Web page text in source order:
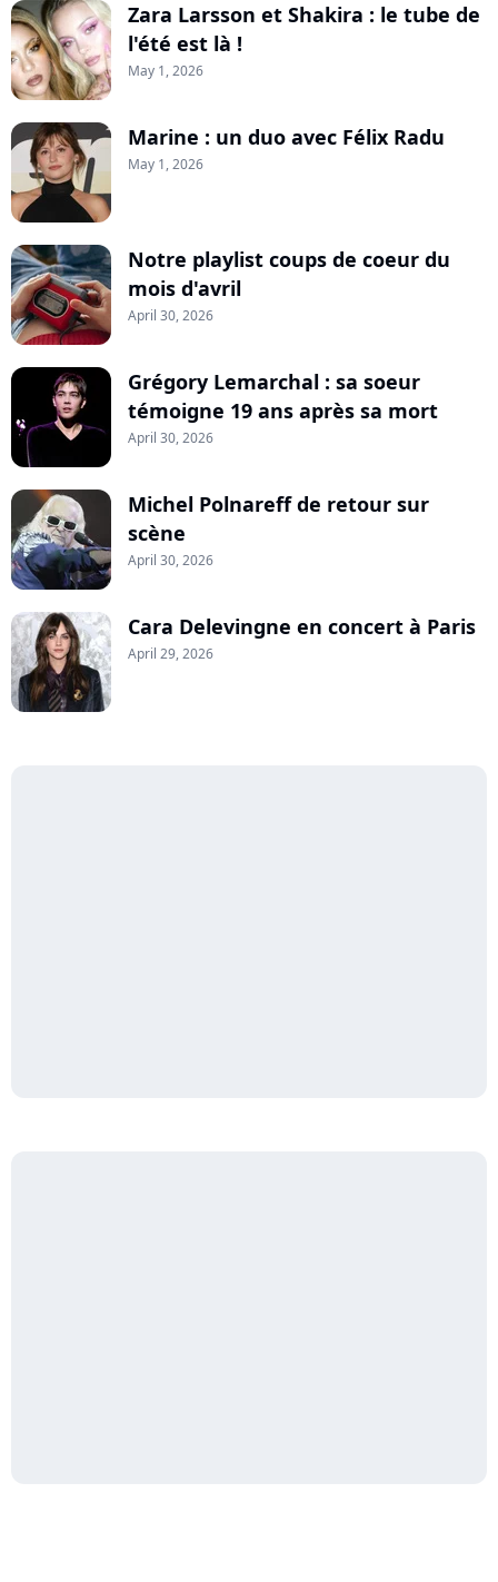
Zara Larsson et Shakira : le tube de
l'été est là !
May 1, 2026
Marine : un duo avec Félix Radu
May 1, 2026
Notre playlist coups de coeur du
mois d'avril
April 30, 2026
Grégory Lemarchal : sa soeur
témoigne 19 ans après sa mort
April 30, 2026
Michel Polnareff de retour sur
scène
April 30, 2026
Cara Delevingne en concert à Paris
April 29, 2026